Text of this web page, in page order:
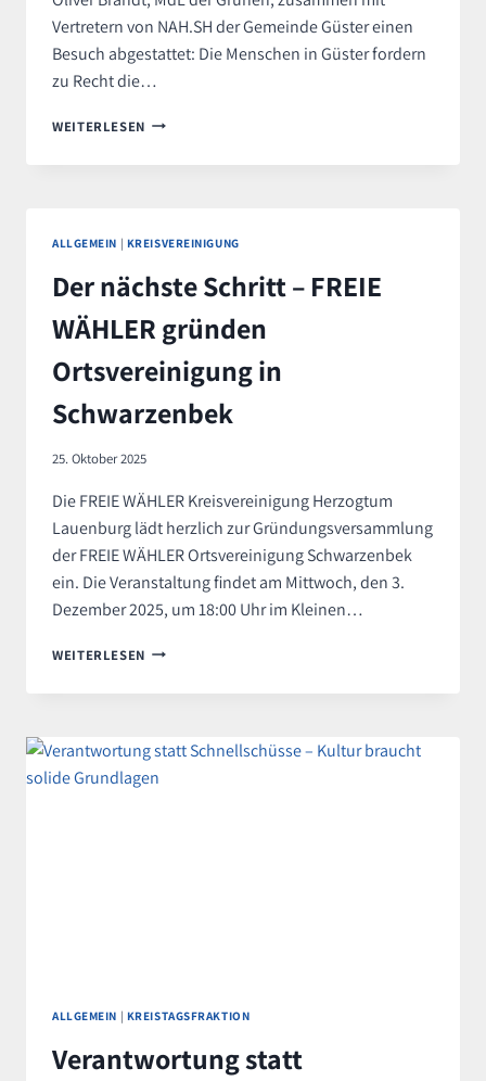
Vertretern von NAH.SH der Gemeinde Güster einen
Besuch abgestattet: Die Menschen in Güster fordern
zu Recht die…
WEITERLESEN REGIO-
BAHN
IN
GÜSTER
–
FREIE
WÄHLER
FORDERN
NUN
STATT
ALLGEMEIN | KREISVEREINIGUNG
Der nächste Schritt – FREIE
WÄHLER gründen
Ortsvereinigung in
Schwarzenbek
25. Oktober 2025
Die FREIE WÄHLER Kreisvereinigung Herzogtum
Lauenburg lädt herzlich zur Gründungsversammlung
der FREIE WÄHLER Ortsvereinigung Schwarzenbek
ein. Die Veranstaltung findet am Mittwoch, den 3.
Dezember 2025, um 18:00 Uhr im Kleinen…
WEITERLESEN DER
SCHRITT
WÄHLER
GRÜNDEN
ALLGEMEIN | KREISTAGSFRAKTION
Verantwortung statt